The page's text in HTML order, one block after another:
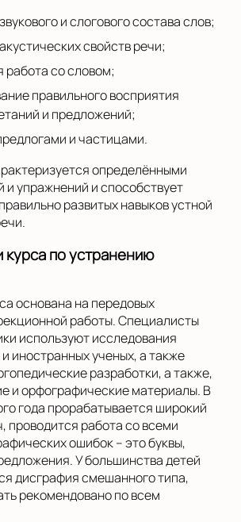
и слогового состава слов;
свойств речи;
работа со словом;
правильного восприятия
и предложений;
и частицами.
определёнными
и упражнений и способствует
развитых навыков устной
по устранению
основана на передовых
работы. Специалисты
используют исследования
иностранных ученых, а также
разработки, а также,
и орфографические материалы. В
года прорабатывается широкий
проводится работа со всеми
ошибок – это буквы,
У большинства детей
дисграфия смешанного типа,
рекомендовано по всем